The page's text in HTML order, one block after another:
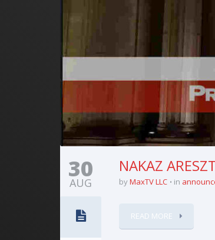
30
AUG
NAKAZ
byMaxTV LLC in
READ MORE